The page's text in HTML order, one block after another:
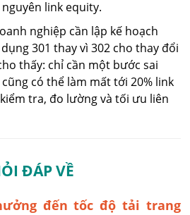
link equity.
nghiệp cần lập kế hoạch
301 thay vì 302 cho thay đổi
thấy: chỉ cần một bước sai
có thể làm mất tới 20% link
tra, đo lường và tối ưu liên
ĐÁP VỀ
đến tốc độ tải trang